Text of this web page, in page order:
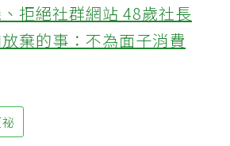
拒絕社群網站 48歲社長
棄的事：不為面子消費